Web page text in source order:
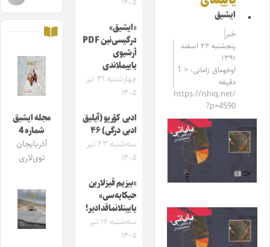
ایشیق
خبر
پنجشنبه ۲۴ اسفند
۱۳۹۱
اوخوماق زامانی: < 1
دقیقه
https://ishiq.net/
?p=4590
«ایشیق»
درگیسی‌نین PDF
آرشیوی
یاییملاندی
چهارشنبه ۳۱ تیر
۱۴۰۵
ادبی کؤرپو (آیلیق
ادبی درگی) ۴۶
سه‌شنبه ۲۳ تیر
۱۴۰۵
«بیزیم قیزلارین
حیکایه‌سی»
یایینلانماقدادیر!
سه‌شنبه ۱۶ تیر
۱۴۰۵
مجله ایشیق
شماره 4
آذربایجان
توی‌لاری